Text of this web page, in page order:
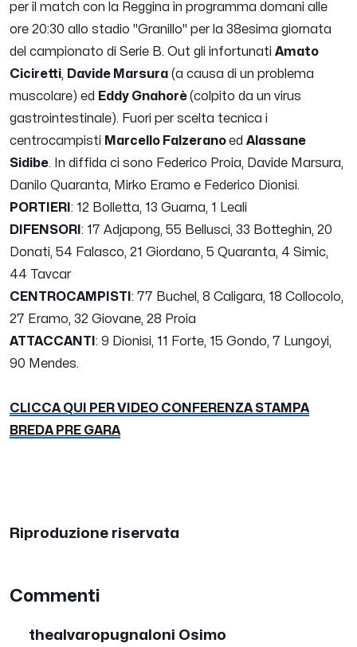
per il match con la Reggina in programma domani alle
ore 20:30 allo stadio "Granillo" per la 38esima giornata
del campionato di Serie B. Out gli infortunati Amato
Ciciretti, Davide Marsura (a causa di un problema
muscolare) ed Eddy Gnahorè(colpito da un virus
gastrointestinale). Fuori per scelta tecnica i
centrocampisti Marcello Falzeranoed Alassane
Sidibe. In diffida ci sono Federico Proia, Davide Marsura,
Danilo Quaranta, Mirko Eramo e Federico Dionisi.
PORTIERI : 12 Bolletta, 13 Guarna, 1 Leali
DIFENSORI : 17 Adjapong, 55 Bellusci, 33 Botteghin, 20
Donati, 54 Falasco, 21 Giordano, 5 Quaranta, 4 Simic,
44 Tavcar
CENTROCAMPISTI : 77 Buchel, 8 Caligara, 18 Collocolo,
27 Eramo, 32 Giovane, 28 Proia
ATTACCANTI : 9 Dionisi, 11 Forte, 15 Gondo, 7 Lungoyi,
90 Mendes.
CLICCA QUI PER VIDEO CONFERENZA STAMPA
BREDA PRE GARA
Riproduzione riservata
Commenti
thealvaropugnaloni Osimo